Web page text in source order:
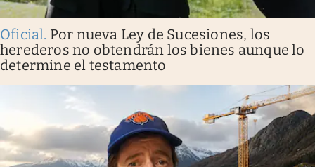
Oficial. Por nueva Ley de Sucesiones, los
herederos no obtendrán los bienes aunque lo
determine el testamento